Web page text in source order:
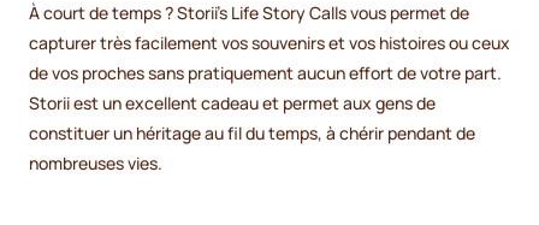
À court de temps ? Storii's Life Story Calls vous permet de
capturer très facilement vos souvenirs et vos histoires ou ceux
de vos proches sans pratiquement aucun effort de votre part.
Storii est un excellent cadeau et permet aux gens de
constituer un héritage au fil du temps, à chérir pendant de
nombreuses vies.